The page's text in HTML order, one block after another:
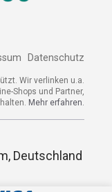
Datenschutz
Wir verlinken u.a.
Shops und Partner,
Mehr erfahren.
Deutschland